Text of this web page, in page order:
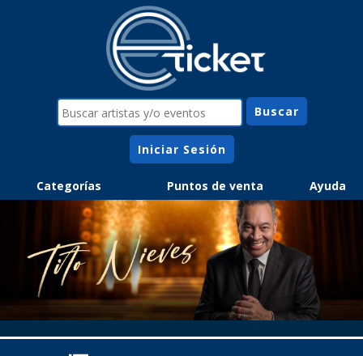
Iniciar Sesión
Categorías Puntos de venta Ayuda